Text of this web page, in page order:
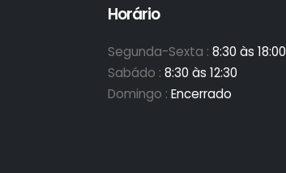
Horário
Segunda-Sexta : 8:30 às 18:00
Sabádo : 8:30 às 12:30
Domingo : Encerrado